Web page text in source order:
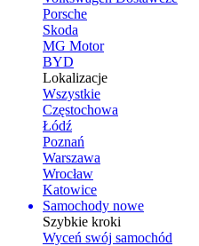
Porsche
Skoda
MG Motor
BYD
Lokalizacje
Wszystkie
Częstochowa
Łódź
Poznań
Warszawa
Wrocław
Katowice
Samochody nowe
Szybkie kroki
Wyceń swój samochód